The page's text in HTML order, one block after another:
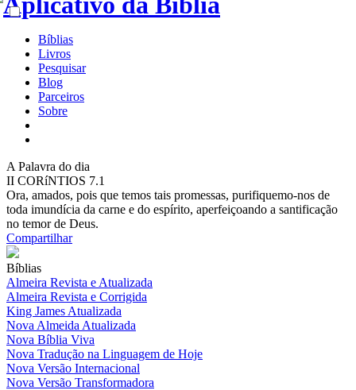
Bíblias
Livros
Pesquisar
Blog
Parceiros
Sobre
A Palavra do dia
II CORíNTIOS 7.1
Ora, amados, pois que temos tais promessas, purifiquemo-nos de
toda imundícia da carne e do espírito, aperfeiçoando a santificação
no temor de Deus.
Compartilhar
Bíblias
Almeira Revista e Atualizada
Almeira Revista e Corrigida
King James Atualizada
Nova Almeida Atualizada
Nova Bíblia Viva
Nova Tradução na Linguagem de Hoje
Nova Versão Internacional
Nova Versão Transformadora